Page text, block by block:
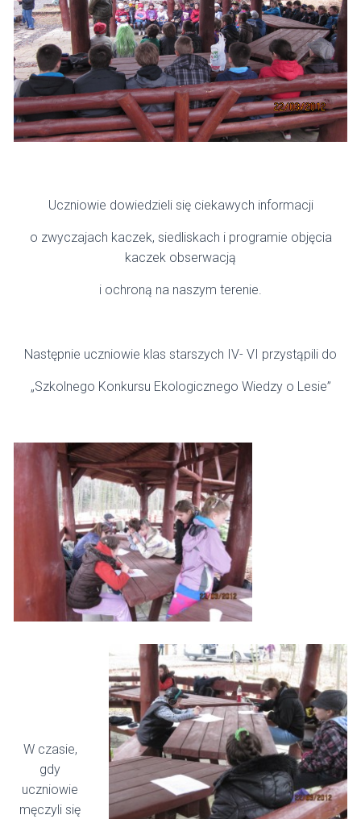
Uczniowie dowiedzieli się ciekawych informacji
o zwyczajach kaczek, siedliskach i programie objęcia
kaczek obserwacją
i ochroną na naszym terenie.
Następnie uczniowie klas starszych IV- VI przystąpili do
„Szkolnego Konkursu Ekologicznego Wiedzy o Lesie”
W czasie,
gdy
uczniowie
męczyli się